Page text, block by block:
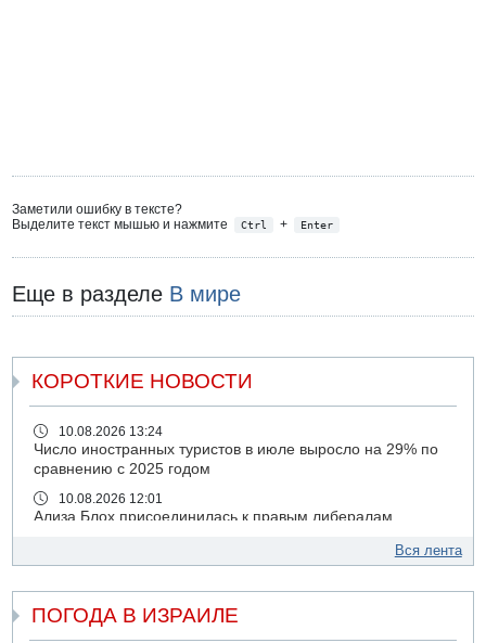
Заметили ошибку в тексте?
Выделите текст мышью и нажмите
Ctrl + Enter
Еще в разделе В мире
КОРОТКИЕ НОВОСТИ
10.08.2026 13:24
Число иностранных туристов в июле выросло на 29% по
сравнению с 2025 годом
10.08.2026 12:01
Ализа Блох присоединилась к правым либералам
На 4-м шоссе погиб под колесами автомобиля мужчина
09.08.2026 20:04
Сын экс-депутата от партии ШАС арестован за
Вся лента
ПОГОДА В ИЗРАИЛЕ